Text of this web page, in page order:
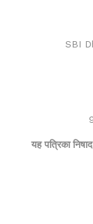
SBI
यह पत्रिका